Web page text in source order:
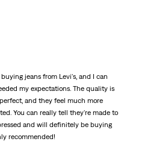
jeans from Levi's, and I can
my expectations. The quality is
and they feel much more
You can really tell they're made to
and will definitely be buying
recommended!